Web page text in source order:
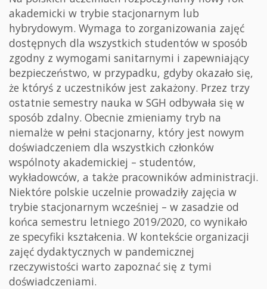
akademicki w trybie stacjonarnym lub
hybrydowym. Wymaga to zorganizowania zajęć
dostępnych dla wszystkich studentów w sposób
zgodny z wymogami sanitarnymi i zapewniający
bezpieczeństwo, w przypadku, gdyby okazało się,
że któryś z uczestników jest zakażony. Przez trzy
ostatnie semestry nauka w SGH odbywała się w
sposób zdalny. Obecnie zmieniamy tryb na
niemalże w pełni stacjonarny, który jest nowym
doświadczeniem dla wszystkich członków
wspólnoty akademickiej – studentów,
wykładowców, a także pracowników administracji.
Niektóre polskie uczelnie prowadziły zajęcia w
trybie stacjonarnym wcześniej – w zasadzie od
końca semestru letniego 2019/2020, co wynikało
ze specyfiki kształcenia. W kontekście organizacji
zajęć dydaktycznych w pandemicznej
rzeczywistości warto zapoznać się z tymi
doświadczeniami.